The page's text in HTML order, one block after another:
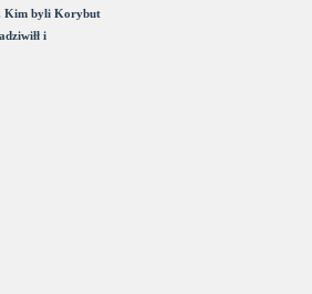
Kim byli Korybut
i